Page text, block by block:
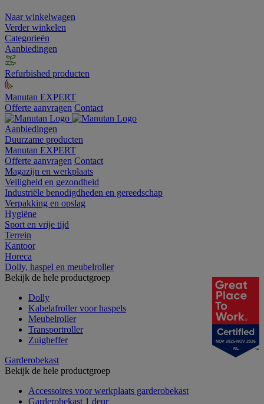
Naar winkelwagen
Verder winkelen
Categorieën
Aanbiedingen
Refurbished producten
Manutan EXPERT
Offerte aanvragen Contact
Aanbiedingen
Duurzame producten
Manutan EXPERT
Offerte aanvragen Contact
Magazijn en werkplaats
Veiligheid en gezondheid
Industriële benodigdheden en gereedschap
Verpakking en opslag
Hygiëne
Sport en vrije tijd
Terrein
Kantoor
Horeca
Dolly, haspel en meubelroller
Bekijk de hele productgroep
Dolly
Kabelafroller voor haspels
Meubelroller
Transportroller
Zuigheffer
Garderobekast
Bekijk de hele productgroep
Accessoires voor werkplaats garderobekast
Garderobekast 1 deur
NOV 2025-NOV 2026
NL